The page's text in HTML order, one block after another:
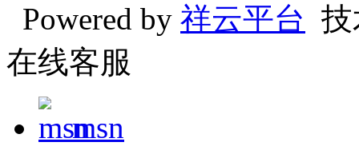
Powered by 祥云平台
在线客服
msn